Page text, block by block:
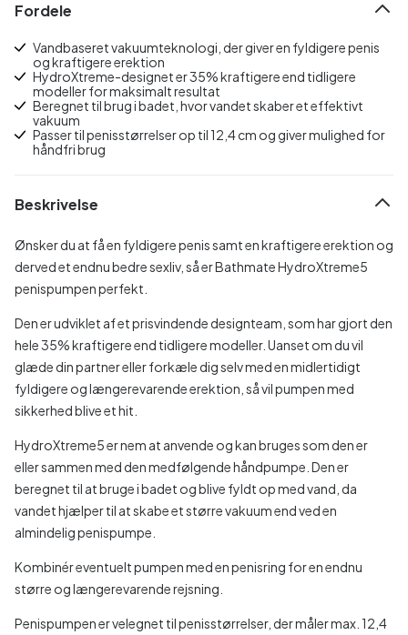
Fordele
Vandbaseret vakuumteknologi, der giver en fyldigere penis
og kraftigere erektion
HydroXtreme-designet er 35% kraftigere end tidligere
modeller for maksimalt resultat
Beregnet til brug i badet, hvor vandet skaber et effektivt
vakuum
Passer til penisstørrelser op til 12,4 cm og giver mulighed for
håndfri brug
Beskrivelse
Ønsker du at få en fyldigere penis samt en kraftigere erektion og
derved et endnu bedre sexliv, så er Bathmate HydroXtreme5
penispumpen perfekt.
Den er udviklet af et prisvindende designteam, som har gjort den
hele 35% kraftigere end tidligere modeller. Uanset om du vil
glæde din partner eller forkæle dig selv med en midlertidigt
fyldigere og længerevarende erektion, så vil pumpen med
sikkerhed blive et hit.
HydroXtreme5 er nem at anvende og kan bruges som den er
eller sammen med den medfølgende håndpumpe. Den er
beregnet til at bruge i badet og blive fyldt op med vand, da
vandet hjælper til at skabe et større vakuum end ved en
almindelig penispumpe.
Kombinér eventuelt pumpen med en penisring for en endnu
større og længerevarende rejsning.
Penispumpen er velegnet til penisstørrelser, der måler max. 12,4